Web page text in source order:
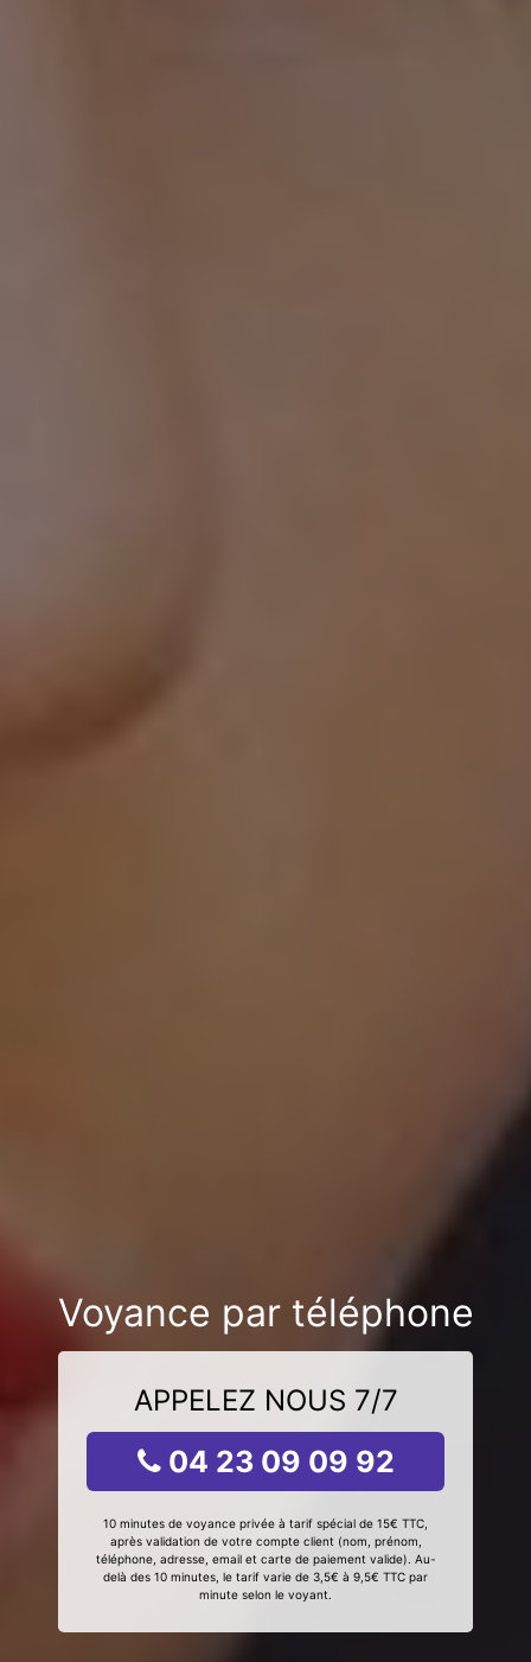
Voyance par téléphone
APPELEZ NOUS 7/7
04 23 09 09 92
10 minutes de voyance privée à tarif spécial de 15€ TTC,
après validation de votre compte client (nom, prénom,
téléphone, adresse, email et carte de paiement valide). Au-
delà des 10 minutes, le tarif varie de 3,5€ à 9,5€ TTC par
minute selon le voyant.